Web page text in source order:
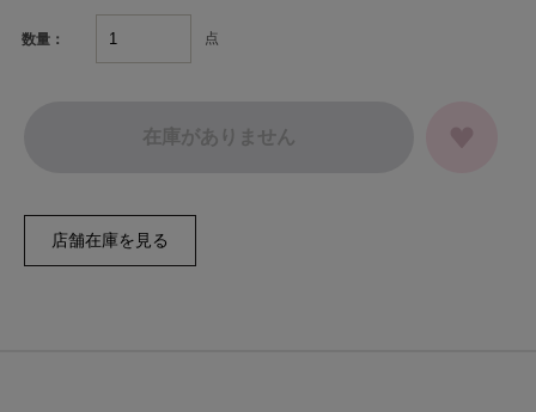
数量： 点
在庫がありません